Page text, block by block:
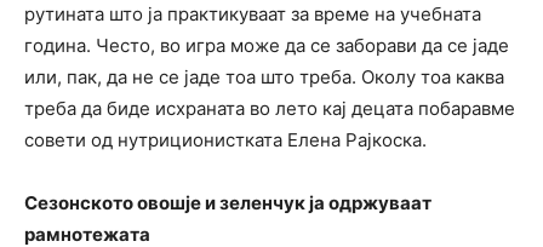
рутината што ја практикуваат за време на учебната
година. Често, во игра може да се заборави да се јаде
или, пак, да не се јаде тоа што треба. Околу тоа каква
треба да биде исхраната во лето кај децата побаравме
совети од нутриционистката Елена Рајкоска.
Сезонското овошје и зеленчук ја одржуваат
рамнотежата